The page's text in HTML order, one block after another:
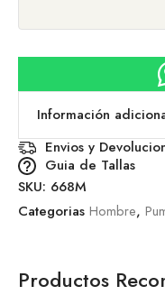
Información
Envios y
Guia de Tallas
SKU: 668M
Categorias Hombre,
Productos